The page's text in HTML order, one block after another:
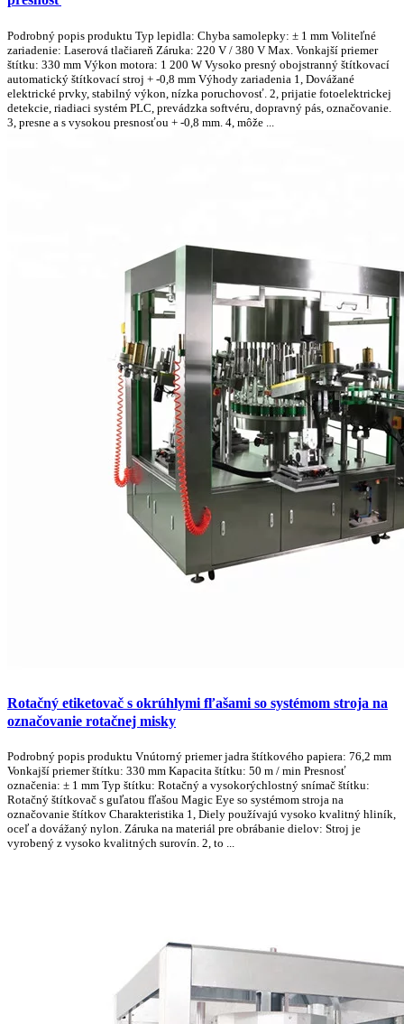
Podrobný popis produktu Typ lepidla: Chyba samolepky: ± 1 mm Voliteľné
zariadenie: Laserová tlačiareň Záruka: 220 V / 380 V Max. Vonkajší priemer
štítku: 330 mm Výkon motora: 1 200 W Vysoko presný obojstranný štítkovací
automatický štítkovací stroj + -0,8 mm Výhody zariadenia 1, Dovážané
elektrické prvky, stabilný výkon, nízka poruchovosť. 2, prijatie fotoelektrickej
detekcie, riadiaci systém PLC, prevádzka softvéru, dopravný pás, označovanie.
3, presne a s vysokou presnosťou + -0,8 mm. 4, môže ...
Rotačný etiketovač s okrúhlymi fľašami so systémom stroja na
označovanie rotačnej misky
Podrobný popis produktu Vnútorný priemer jadra štítkového papiera: 76,2 mm
Vonkajší priemer štítku: 330 mm Kapacita štítku: 50 m / min Presnosť
označenia: ± 1 mm Typ štítku: Rotačný a vysokorýchlostný snímač štítku:
Rotačný štítkovač s guľatou fľašou Magic Eye so systémom stroja na
označovanie štítkov Charakteristika 1, Diely používajú vysoko kvalitný hliník,
oceľ a dovážaný nylon. Záruka na materiál pre obrábanie dielov: Stroj je
vyrobený z vysoko kvalitných surovín. 2, to ...